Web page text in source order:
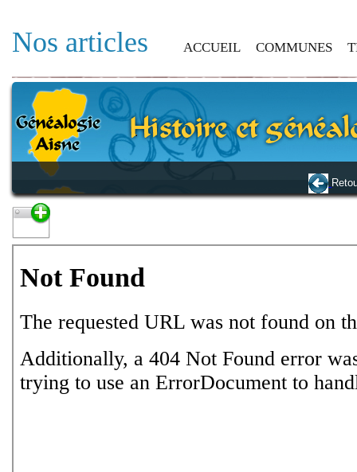
Nos articles ACCUEIL COMMUNES